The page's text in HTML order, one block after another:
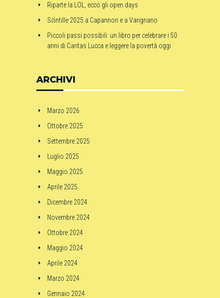
Riparte la LOL, ecco gli open days
Scintille 2025 a Capannori e a Varignano
Piccoli passi possibili: un libro per celebrare i 50
anni di Caritas Lucca e leggere la povertà oggi
ARCHIVI
Marzo 2026
Ottobre 2025
Settembre 2025
Luglio 2025
Maggio 2025
Aprile 2025
Dicembre 2024
Novembre 2024
Ottobre 2024
Maggio 2024
Aprile 2024
Marzo 2024
Gennaio 2024